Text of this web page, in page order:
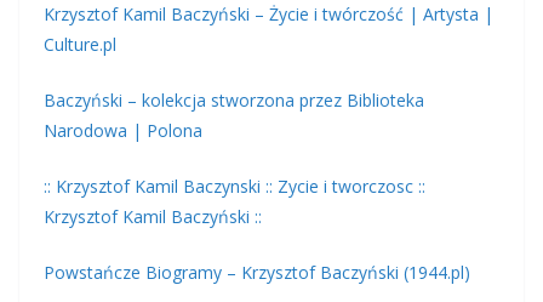
Krzysztof Kamil Baczyński – Życie i twórczość | Artysta |
Culture.pl
Baczyński – kolekcja stworzona przez Biblioteka
Narodowa | Polona
:: Krzysztof Kamil Baczynski :: Zycie i tworczosc ::
Krzysztof Kamil Baczyński ::
Powstańcze Biogramy – Krzysztof Baczyński (1944.pl)